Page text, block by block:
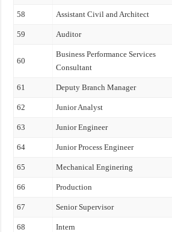
58 Assistant Civil and Architect
59 Auditor
60
Business Performance Services
Consultant
61 Deputy Branch Manager
62 Junior Analyst
63 Junior Engineer
64 Junior Process Engineer
65 Mechanical Enginering
66 Production
67 Senior Supervisor
68 Intern